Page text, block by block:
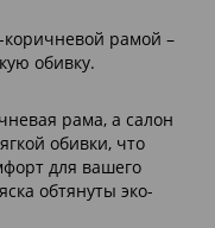
рамой –
обивку.
рама, а салон
обивки, что
для вашего
обтянуты эко-